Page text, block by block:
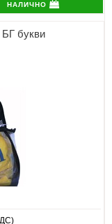
налично
БГ букви